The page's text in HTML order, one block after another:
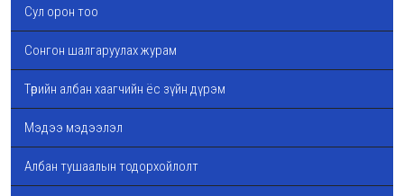
Сул орон тоо
Сонгон шалгаруулах журам
Төрийн албан хаагчийн ёс зүйн дүрэм
Мэдээ мэдээлэл
Албан тушаалын тодорхойлолт